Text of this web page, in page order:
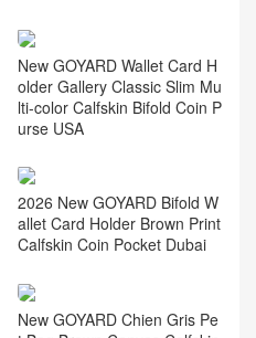
older Gallery Classic Slim Mu
lti-color Calfskin Bifold Coin P
urse USA